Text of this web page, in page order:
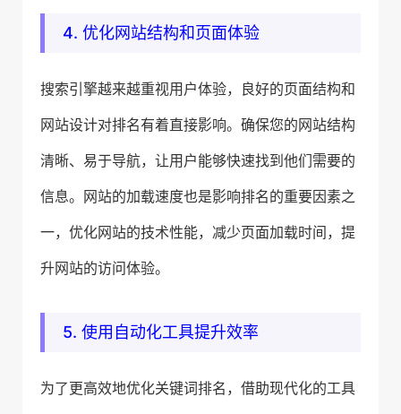
4. 优化网站结构和页面体验
搜索引擎越来越重视用户体验，良好的页面结构和
网站设计对排名有着直接影响。确保您的网站结构
清晰、易于导航，让用户能够快速找到他们需要的
信息。网站的加载速度也是影响排名的重要因素之
一，优化网站的技术性能，减少页面加载时间，提
升网站的访问体验。
5. 使用自动化工具提升效率
为了更高效地优化关键词排名，借助现代化的工具